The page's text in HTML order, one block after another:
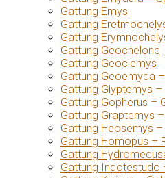
Gattung Emys
Gattung
Gattung
Gattung Geochelone
Gattung Geoclemys
Gattung Geoemyda
Gattung Glyptemys
Gattung Gopherus –
Gattung Graptemys
Gattung Heosemys
Gattung Homopus –
Gattung
Gattung Indotestudo